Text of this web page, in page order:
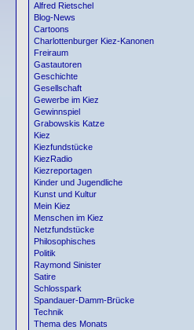
Alfred Rietschel
Blog-News
Cartoons
Charlottenburger Kiez-Kanonen
Freiraum
Gastautoren
Geschichte
Gesellschaft
Gewerbe im Kiez
Gewinnspiel
Grabowskis Katze
Kiez
Kiezfundstücke
KiezRadio
Kiezreportagen
Kinder und Jugendliche
Kunst und Kultur
Mein Kiez
Menschen im Kiez
Netzfundstücke
Philosophisches
Politik
Raymond Sinister
Satire
Schlosspark
Spandauer-Damm-Brücke
Technik
Thema des Monats